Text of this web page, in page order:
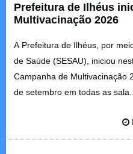
Prefeitura de Ilhéus
Multivacinação 2026
A Prefeitura de Ilhéus, por
de Saúde (SESAU), iniciou
Campanha de Multivacinação
de setembro em todas as sala...